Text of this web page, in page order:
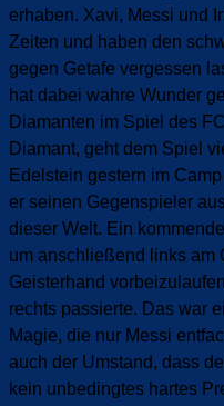
erhaben. Xavi, Messi und
Zeiten und haben den
gegen Getafe vergessen
hat dabei wahre Wunder
Diamanten im Spiel des
Diamant, geht dem Spiel
Edelstein gestern im
er seinen Gegenspieler
dieser Welt. Ein
um anschließend links am
Geisterhand
rechts passierte. Das war
Magie, die nur Messi
auch der Umstand, dass
kein unbedingtes hartes